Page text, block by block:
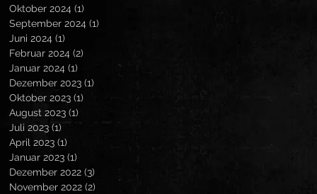
Oktober 2024 (1)
September 2024 (1)
Juni 2024 (1)
Februar 2024 (2)
Januar 2024 (1)
Dezember 2023 (1)
Oktober 2023 (1)
August 2023 (1)
Juli 2023 (1)
April 2023 (1)
Januar 2023 (1)
Dezember 2022 (3)
November 2022 (2)